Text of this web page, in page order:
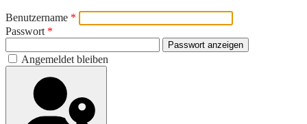
Benutzername *
Passwort *
Passwort anzeigen
Angemeldet bleiben